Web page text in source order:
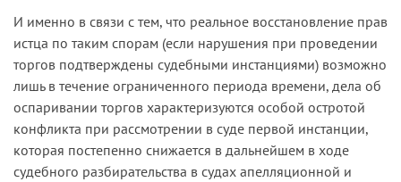
И именно в связи с тем, что реальное восстановление прав
истца по таким спорам (если нарушения при проведении
торгов подтверждены судебными инстанциями) возможно
лишь в течение ограниченного периода времени, дела об
оспаривании торгов характеризуются особой остротой
конфликта при рассмотрении в суде первой инстанции,
которая постепенно снижается в дальнейшем в ходе
судебного разбирательства в судах апелляционной и